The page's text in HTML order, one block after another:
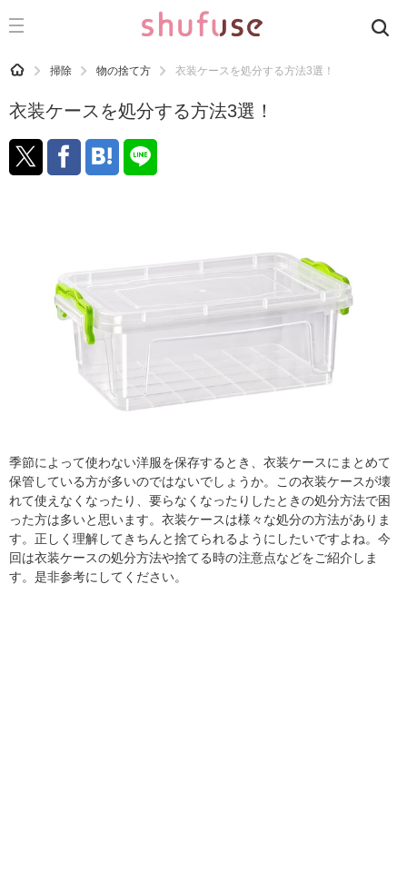
CATEGORY 記事カテゴリ
洗濯
マナー
食材辞典
HOME 掃除 物の捨て方 衣装ケースを処分する方法3選！
衣装ケースを処分する方法3選！
季節によって使わない洋服を保存するとき、衣装ケースにまとめて
保管している方が多いのではないでしょうか。この衣装ケースが壊
れて使えなくなったり、要らなくなったりしたときの処分方法で困
った方は多いと思います。衣装ケースは様々な処分の方法がありま
す。正しく理解してきちんと捨てられるようにしたいですよね。今
回は衣装ケースの処分方法や捨てる時の注意点などをご紹介しま
す。是非参考にしてください。